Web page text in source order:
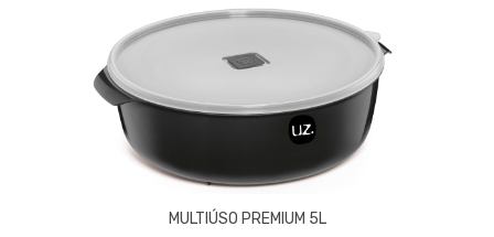
MULTIÚSO PREMIUM 5L